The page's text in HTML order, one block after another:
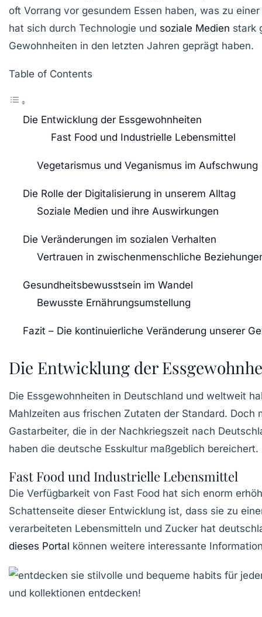
oft Vorrang vor gesundem Essen haben, was zu
hat sich durch Technologie und soziale Medien stark
Gewohnheiten in den letzten Jahren geprägt haben.
Table of Contents
Die Entwicklung der Essgewohnheiten
Fast Food und Industrielle Lebensmittel
Vegetarismus und Veganismus im Aufschwung
Die Rolle der Digitalisierung in unserem Alltag
Soziale Medien und ihre Auswirkungen
Die Veränderungen im sozialen Verhalten
Vertrauen in zwischenmenschliche
Gesundheitsbewusstsein im Wandel
Bewusste Ernährungsumstellung
Fazit – Die kontinuierliche Veränderung unserer
Die Entwicklung der
Die Essgewohnheiten in Deutschland und weltweit
Mahlzeiten aus frischen Zutaten der Standard.
Gastarbeiter, die in der Nachkriegszeit nach
haben die deutsche Esskultur maßgeblich bereichert.
Fast Food und Industrielle Lebensmittel
Die Verfügbarkeit von Fast Food hat sich enorm
Schattenseite dieser Entwicklung ist, dass sie zu
verarbeiteten Lebensmitteln und Zucker hat
dieses Portal können weitere interessante